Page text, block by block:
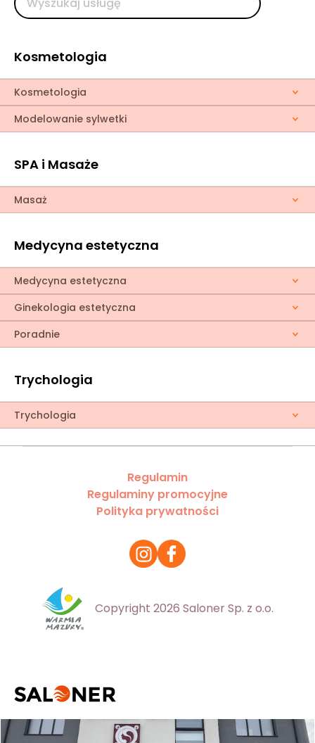
Kosmetologia
Kosmetologia
Modelowanie sylwetki
SPA i Masaże
Masaż
Medycyna estetyczna
Medycyna estetyczna
Ginekologia estetyczna
Poradnie
Trychologia
Trychologia
Regulamin
Regulaminy promocyjne
Polityka prywatności
Copyright 2026 Saloner Sp. z o.o.